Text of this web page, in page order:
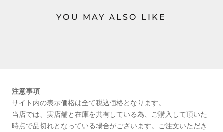
YOU MAY ALSO LIKE
注意事項
サイト内の表示価格は全て税込価格となります。
当店では、実店舗と在庫を共有している為、ご購入して頂いた
時点で品切れとなっている場合がございます。ご注文いただき